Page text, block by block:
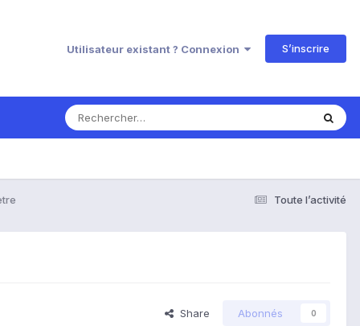
Utilisateur existant ? Connexion S’inscrire
Toute l’activité
Share Abonnés 0